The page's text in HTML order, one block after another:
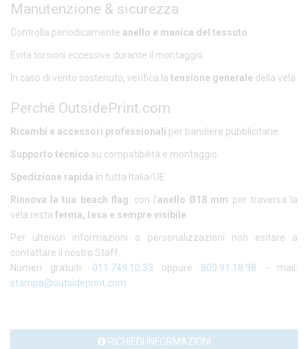
Manutenzione & sicurezza
Controlla periodicamente anello e manica del tessuto.
Evita torsioni eccessive durante il montaggio.
In caso di vento sostenuto, verifica la tensione generale della vela.
Perché OutsidePrint.com
Ricambi e accessori professionali per bandiere pubblicitarie.
Supporto tecnico su compatibilità e montaggio.
Spedizione rapida in tutta Italia/UE.
Rinnova la tua beach flag: con l’anello Ø18 mm per traversa la
vela resta ferma, tesa e sempre visibile.
Per ulteriori informazioni o personalizzazioni non esitare a
contattare il nostro Staff.
Numeri gratuiti: 011.749.10.33 oppure 800.91.18.98 - mail:
stampa@outsideprint.com
RICHIEDI INFORMAZIONI